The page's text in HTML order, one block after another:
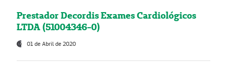
Prestador Decordis Exames Cardiológicos
LTDA (51004346-0)
01 de Abril de 2020